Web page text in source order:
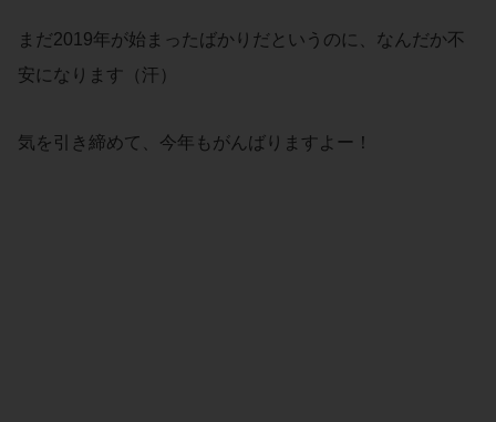
まだ2019年が始まったばかりだというのに、なんだか不
安になります（汗）
気を引き締めて、今年もがんばりますよー！